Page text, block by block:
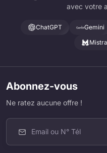
avec votre
ChatGPT Gemini
Abonnez-vous
Ne ratez aucune offre !